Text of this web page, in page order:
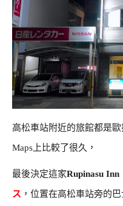
高松車站附近的旅館都是
Maps上比較了很久，
最後決定這家Rupinasu Inn
ス ，位置在高松車站旁的巴